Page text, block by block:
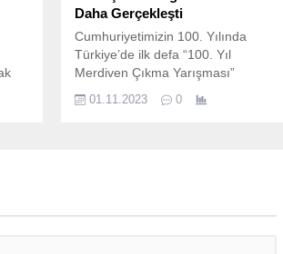
Daha Gerçekleşti
Cumhuriyetimizin 100. Yılında
Türkiye’de ilk defa “100. Yıl
Merdiven Çıkma Yarışması”
düzenlendi. Bergama’nın tarihi ve
meşhur 99 merdivenlerinde
gerçekleştirildi. Türkiye Atletizm
01.11.2023 0